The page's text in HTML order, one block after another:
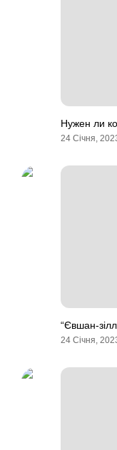
Нужен ли
24 Січня,
“Євшан-
24 Січня,